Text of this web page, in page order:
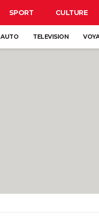
SPORT CULTURE
AUTO TELEVISION